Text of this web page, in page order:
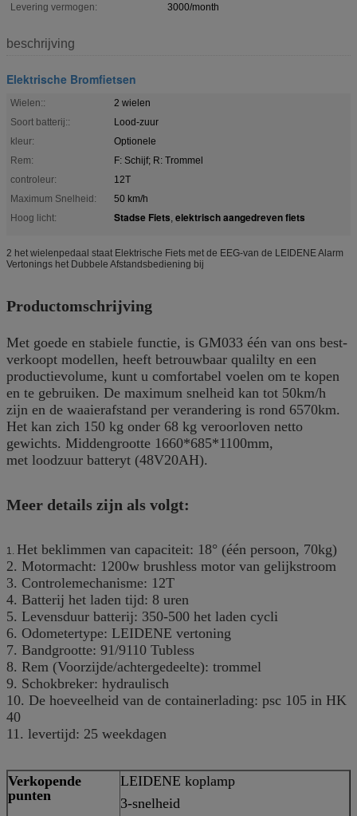
Levering vermogen:
3000/month
beschrijving
Elektrische Bromfietsen
Wielen::
2 wielen
Soort batterij::
Lood-zuur
kleur:
Optionele
Rem:
F: Schijf; R: Trommel
controleur:
12T
Maximum Snelheid:
50 km/h
Hoog licht:
Stadse Fiets, elektrisch aangedreven fiets
2 het wielenpedaal staat Elektrische Fiets met de EEG-van de LEIDENE Alarm
Vertonings het Dubbele Afstandsbediening bij
Productomschrijving
Met goede en stabiele functie, is GM033 één van ons best-
verkoopt modellen, heeft betrouwbaar qualilty en een
productievolume, kunt u comfortabel voelen om te kopen
en te gebruiken. De maximum snelheid kan tot 50km/h
zijn en de waaierafstand per verandering is rond 6570km.
Het kan zich 150 kg onder 68 kg veroorloven netto
gewichts. Middengrootte 1660*685*1100mm,
met loodzuur batteryt (48V20AH).
Meer details zijn als volgt:
1. Het beklimmen van capaciteit: 18° (één persoon, 70kg)
2. Motormacht: 1200w brushless motor van gelijkstroom
3. Controlemechanisme: 12T
4. Batterij het laden tijd: 8 uren
5. Levensduur batterij: 350-500 het laden cycli
6. Odometertype: LEIDENE vertoning
7. Bandgrootte: 91/9110 Tubless
8. Rem (Voorzijde/achtergedeelte): trommel
9. Schokbreker: hydraulisch
10. De hoeveelheid van de containerlading: psc 105 in HK
40
11. levertijd: 25 weekdagen
Verkopende
punten
LEIDENE koplamp
3-snelheid